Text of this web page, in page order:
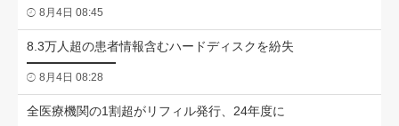
8月4日 08:45
8.3万人超の患者情報含むハードディスクを紛失
8月4日 08:28
全医療機関の1割超がリフィル発行、24年度に